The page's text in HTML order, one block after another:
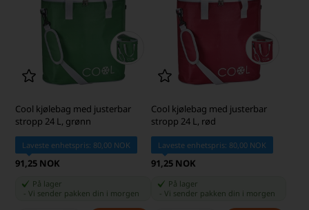
Cool kjølebag med justerbar
stropp 24 L, grønn
Laveste enhetspris: 80,00 NOK
91,25 NOK
På lager
-Vi sender pakken din i morgen
Cool kjølebag med justerbar
stropp 24 L, rød
Laveste enhetspris: 80,00 NOK
91,25 NOK
På lager
Vi sender pakken din i morgen